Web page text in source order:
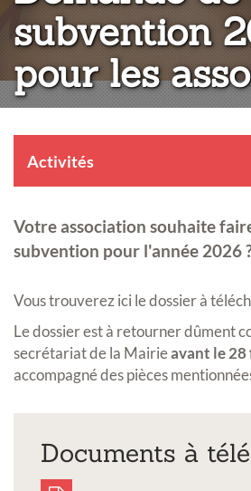
subvention
pour les
Activités
Votre association souhaite
subvention pour l'année 2026
Vous trouverez ici le dossier à
Le dossier est à retourner dûment
secrétariat de la Mairieavant le
accompagné des pièces
Documents à